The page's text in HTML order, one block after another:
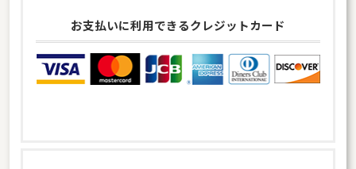
お支払いに利用できるクレジットカード